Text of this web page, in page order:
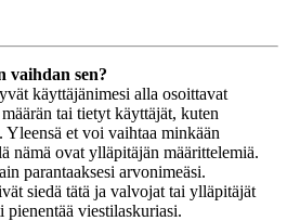
vaihdan sen?
käyttäjänimesi alla osoittavat
tai tietyt käyttäjät, kuten
et voi vaihtaa minkään
nämä ovat ylläpitäjän määrittelemiä.
parantaaksesi arvonimeäsi.
siedä tätä ja valvojat tai ylläpitäjät
viestilaskuriasi.